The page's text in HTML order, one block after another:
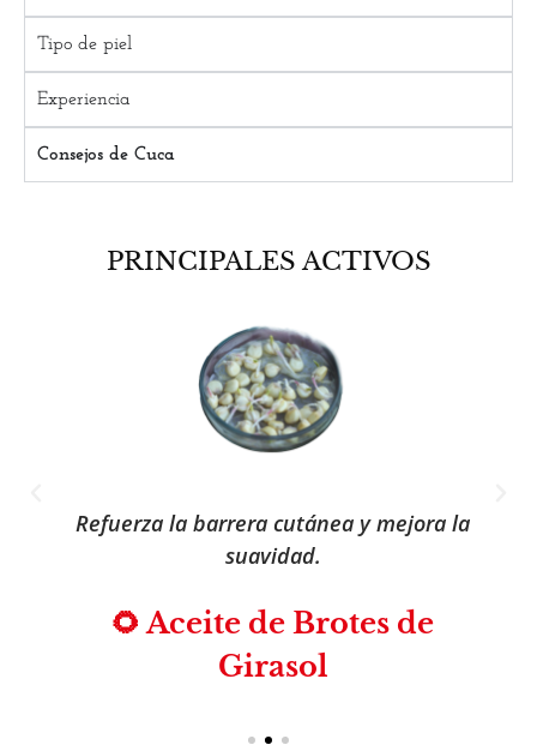
Tipo de piel
Experiencia
Consejos de Cuca
PRINCIPALES ACTIVOS
Refuerza la barrera cutánea y mejora la
suavidad.
🌻 Aceite de Brotes de
Girasol